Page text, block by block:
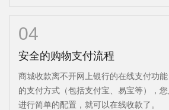
04
安全的购物支付流程
商城收款离不开网上银行的在线支付功
的支付方式（包括支付宝、易宝等），
进行简单的配置，就可以在线收款了。